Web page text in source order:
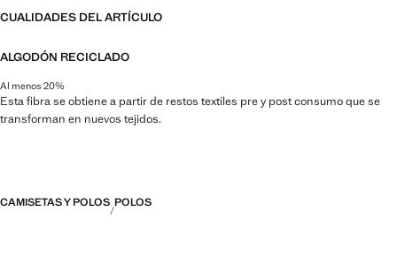
CUALIDADES DEL ARTÍCULO
ALGODÓN RECICLADO
Al menos 20%
Esta fibra se obtiene a partir de restos textiles pre y post consumo que se
transforman en nuevos tejidos.
CAMISETAS Y POLOS POLOS